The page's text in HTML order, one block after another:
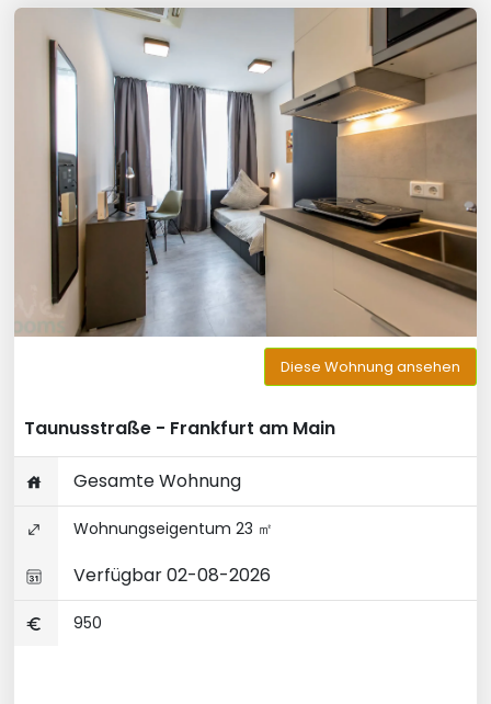
Diese Wohnung ansehen
Taunusstraße - Frankfurt am Main
Gesamte Wohnung
Wohnungseigentum 23 ㎡
Verfügbar 02-08-2026
950